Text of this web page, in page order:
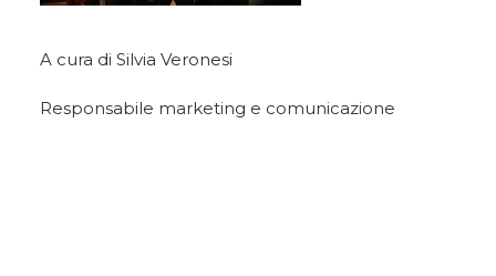
A cura di Silvia Veronesi
Responsabile marketing e comunicazione